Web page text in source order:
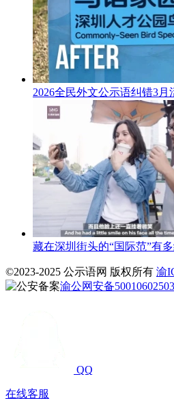
2026全民外文公示语纠错3月
藏在深圳街头的“国际范”有
©2023-2025 公示语网 版权所有 渝
渝公网安备
QQ
在线客服